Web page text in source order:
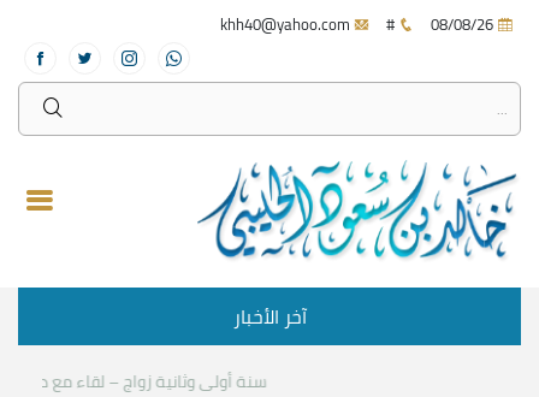
#
آخر الأخبار
سنة أولى وثانية زواج – لقاء مع د.خالد